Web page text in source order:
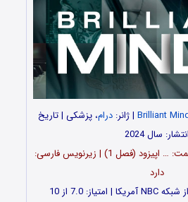
Brilliant | ژانر:درام، پزشکی | تاریخ
انتشار: سال 2024
زبان: انگلیسی | تعداد قسمت‌‌‌‌: … اپیزود (فصل 1) | زیرنویس فارسی:
دارد